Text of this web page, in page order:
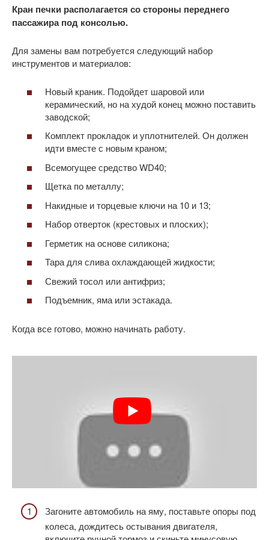
Кран печки располагается со стороны переднего
пассажира под консолью.
Для замены вам потребуется следующий набор
инструментов и материалов:
Новый краник. Подойдет шаровой или
керамический, но на худой конец можно поставить
заводской;
Комплект прокладок и уплотнителей. Он должен
идти вместе с новым краном;
Всемогущее средство WD40;
Щетка по металлу;
Накидные и торцевые ключи на 10 и 13;
Набор отверток (крестовых и плоских);
Герметик на основе силикона;
Тара для слива охлаждающей жидкости;
Свежий тосол или антифриз;
Подъемник, яма или эстакада.
Когда все готово, можно начинать работу.
Загоните автомобиль на яму, поставьте опоры под
колеса, дождитесь остывания двигателя,